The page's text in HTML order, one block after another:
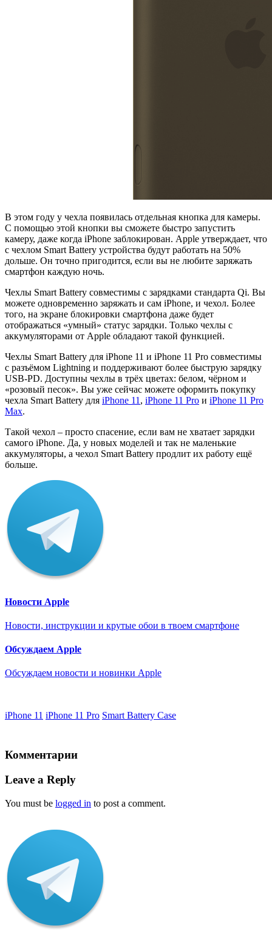
В этом году у чехла появилась отдельная кнопка для камеры.
С помощью этой кнопки вы сможете быстро запустить
камеру, даже когда iPhone заблокирован. Apple утверждает, что
с чехлом Smart Battery устройства будут работать на 50%
дольше. Он точно пригодится, если вы не любите заряжать
смартфон каждую ночь.
Чехлы Smart Battery совместимы с зарядками стандарта Qi. Вы
можете одновременно заряжать и сам iPhone, и чехол. Более
того, на экране блокировки смартфона даже будет
отображаться «умный» статус зарядки. Только чехлы с
аккумуляторами от Apple обладают такой функцией.
Чехлы Smart Battery для iPhone 11 и iPhone 11 Pro совместимы
с разъёмом Lightning и поддерживают более быструю зарядку
USB-PD. Доступны чехлы в трёх цветах: белом, чёрном и
«розовый песок». Вы уже сейчас можете оформить покупку
чехла Smart Battery для iPhone 11 , iPhone 11 Pro и iPhone 11 Pro
Max.
Такой чехол – просто спасение, если вам не хватает зарядки
самого iPhone. Да, у новых моделей и так не маленькие
аккумуляторы, а чехол Smart Battery продлит их работу ещё
больше.
Новости Apple
Новости, инструкции и крутые обои в твоем смартфоне
Обсуждаем Apple
Обсуждаем новости и новинки Apple
iPhone 11 iPhone 11 Pro Smart Battery Case
Комментарии
Leave a Reply
You must be logged in to post a comment.